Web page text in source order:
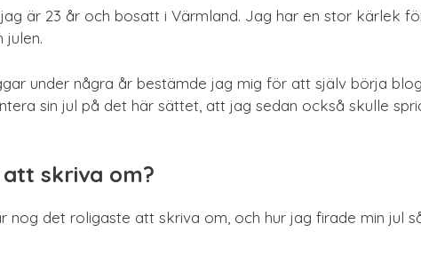
är 23 år och bosatt i Värmland. Jag har en stor kärlek
julen.
under några år bestämde jag mig för att själv börja
sin jul på det här sättet, att jag sedan också skulle
skriva om?
nog det roligaste att skriva om, och hur jag firade min jul